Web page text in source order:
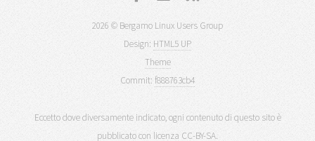
2026 © Bergamo Linux Users Group
Design: HTML5 UP
Theme
Commit: f888763cb4
Eccetto dove diversamente indicato, ogni contenuto di questo sito è
pubblicato con licenza CC-BY-SA.